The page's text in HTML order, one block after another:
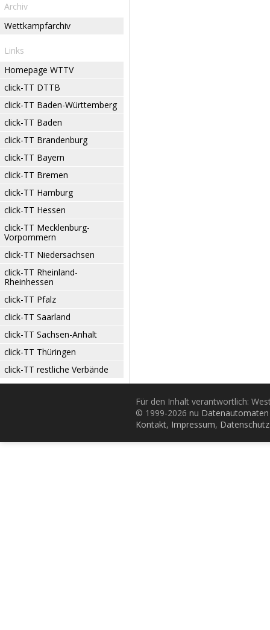
Archiv
Wettkampfarchiv
Links
Homepage WTTV
click-TT DTTB
click-TT Baden-Württemberg
click-TT Baden
click-TT Brandenburg
click-TT Bayern
click-TT Bremen
click-TT Hamburg
click-TT Hessen
click-TT Mecklenburg-
Vorpommern
click-TT Niedersachsen
click-TT Rheinland-
Rheinhessen
click-TT Pfalz
click-TT Saarland
click-TT Sachsen-Anhalt
click-TT Thüringen
click-TT restliche Verbände
Für den Inhalt verantwortlich:
© 1999-2026 nu
Kontakt, Impressum, Datenschutz